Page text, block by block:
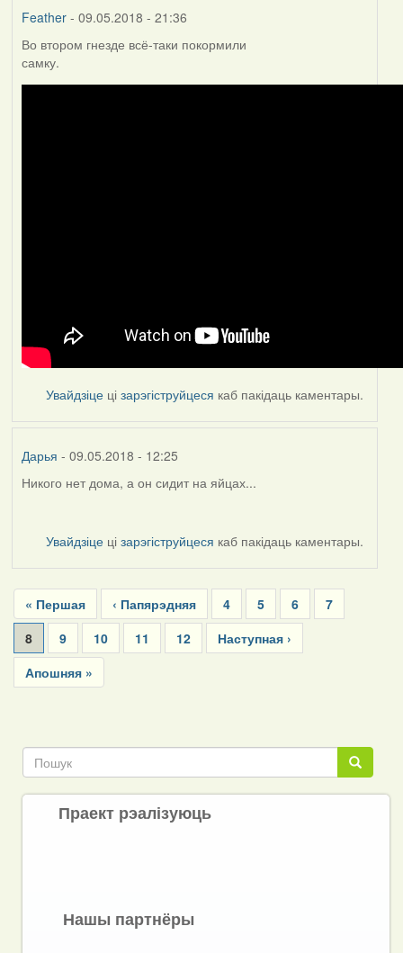
Feather- 09.05.2018 - 21:36
Во втором гнезде всё-таки покормили
самку.
Увайдзіце цізарэгіструйцеся каб пакідаць каментары.
Дарья - 09.05.2018 - 12:25
Никого нет дома, а он сидит на яйцах...
Увайдзіце цізарэгіструйцеся каб пакідаць каментары.
Pagination
First
page
« Першая
Previous
page
‹ Папярэдняя Page
4 Page
5 Page
6 Page
7
Current
page
8 Page
9 Page
10 Page
11 Page
12
Next
page
Наступная ›
Last
page
Апошняя »
Пошук
Пошук
Праект рэалізуюць
Нашы партнёры